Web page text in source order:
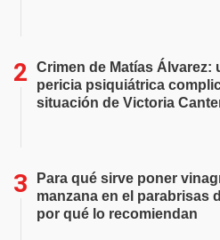
Crimen de Matías Álvarez:
pericia psiquiátrica
situación de Victoria
Para qué sirve poner
manzana en el parabrisas
por qué lo recomiendan